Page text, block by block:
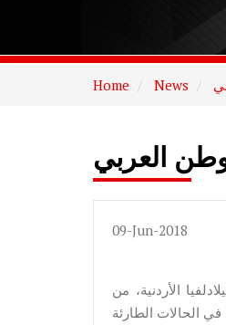
Home News
العربي
09-Jun-2018
الأردنية، من
الحالات الطارئة